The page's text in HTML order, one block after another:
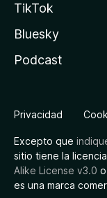
TikTok
Bluesky
Podcast
Privacidad
Excepto que
sitio tiene la licencia
Alike License v3.0
es una marca